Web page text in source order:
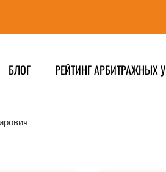
БЛОГ РЕЙТИНГ АРБИТРАЖНЫХ